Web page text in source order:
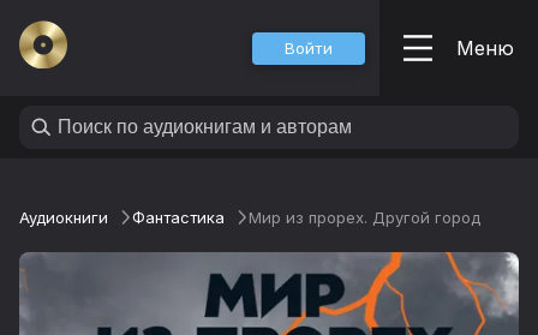
Войти Меню
Аудиокниги Фантастика Мир из прорех. Другой город